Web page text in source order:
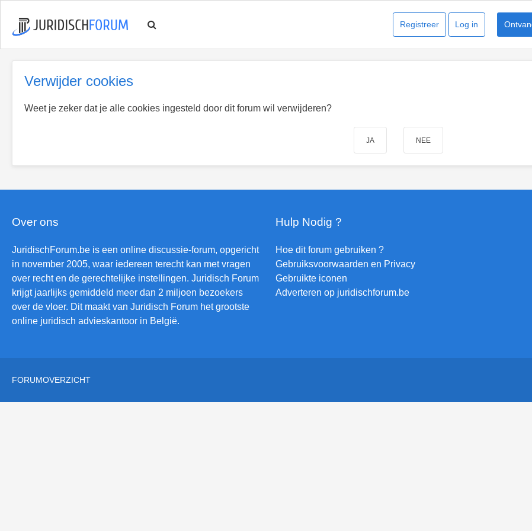
Log in
Registreer
Verwijder cookies
Weet je zeker dat je alle cookies ingesteld door dit forum wil verwijderen?
Over ons
JuridischForum.be is een online discussie-forum, opgericht
in november 2005, waar iedereen terecht kan met vragen
over recht en de gerechtelijke instellingen. Juridisch Forum
krijgt jaarlijks gemiddeld meer dan 2 miljoen bezoekers
over de vloer. Dit maakt van Juridisch Forum het grootste
online juridisch advieskantoor in België.
Hulp Nodig ?
Hoe dit forum gebruiken ?
Gebruiksvoorwaarden en Privacy
Gebruikte iconen
Adverteren op juridischforum.be
FORUMOVERZICHT